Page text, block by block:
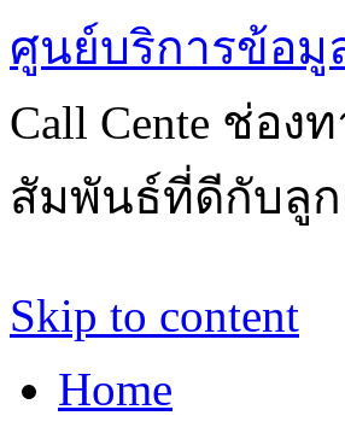
ศูนย์บริการข้อมู
Call Cente ช่อ
สัมพันธ์ที่ดีกับลู
Skip to content
Home